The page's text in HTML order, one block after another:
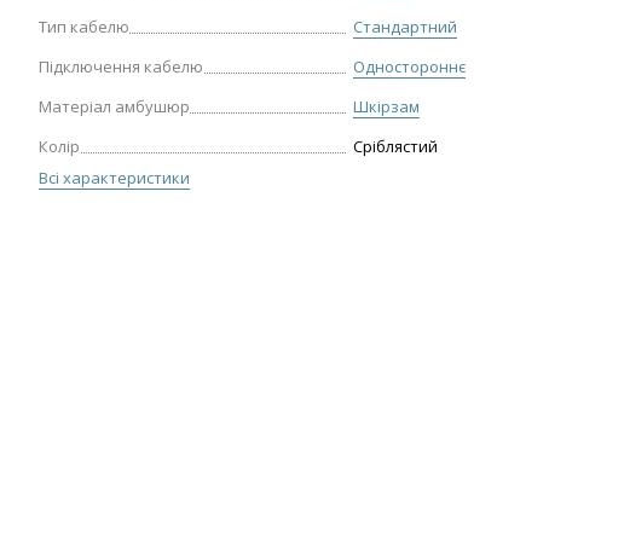
Тип кабелю
Стандартний
Підключення кабелю
Одностороннє
Матеріал амбушюр
Шкірзам
Колір
Сріблястий
Всі характеристики